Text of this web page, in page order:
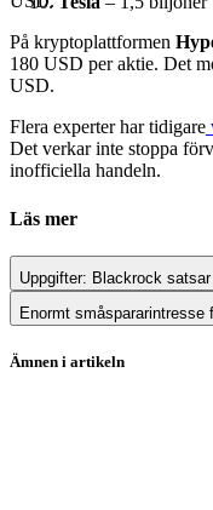
På kryptoplattformen
180 USD per aktie. Det
USD.
Flera experter har tidigare
Det verkar inte stoppa
inofficiella handeln.
Läs mer
Uppgifter: Blackrock
Enormt småspararintresse
Ämnen i artikeln